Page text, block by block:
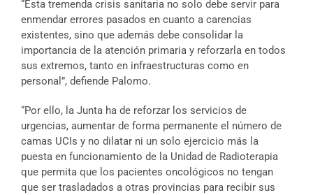
“Esta tremenda crisis sanitaria no solo debe servir para
enmendar errores pasados en cuanto a carencias
existentes, sino que además debe consolidar la
importancia de la atención primaria y reforzarla en todos
sus extremos, tanto en infraestructuras como en
personal”, defiende Palomo.
“Por ello, la Junta ha de reforzar los servicios de
urgencias, aumentar de forma permanente el número de
camas UCIs y no dilatar ni un solo ejercicio más la
puesta en funcionamiento de la Unidad de Radioterapia
que permita que los pacientes oncológicos no tengan
que ser trasladados a otras provincias para recibir sus